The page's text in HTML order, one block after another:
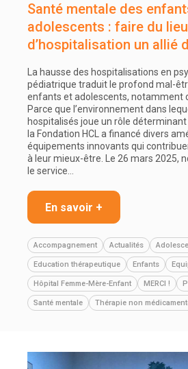
Santé mentale des
adolescents : faire du lieu
d’hospitalisation un allié
La hausse des hospitalisations en
pédiatrique traduit le profond mal-
enfants et adolescents, notamment
Parce que l’environnement dans
hospitalisés joue un rôle
la Fondation HCL a financé divers
équipements innovants qui
à leur mieux-être. Le 26 mars 2025,
le service…
En savoir +
Accompagnement Actualités
Education thérapeutique Enfants
Hôpital Femme-Mère-Enfant MERCI !
Santé mentale Thérapie non